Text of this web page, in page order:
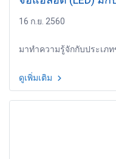
16 ก.ย. 2560
มาทำความรู้จักกับประเภท
ดูเพิ่มเติม